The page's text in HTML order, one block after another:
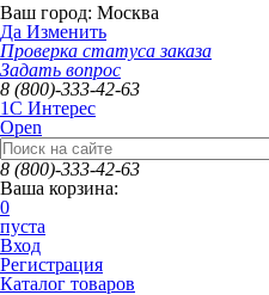
Ваш город: Москва
Да Изменить
Проверка статуса заказа
Задать вопрос
8 (800)-333-42-63
1C Интерес
Open
8 (800)-333-42-63
Ваша корзина:
0
пуста
Вход
Регистрация
Каталог товаров